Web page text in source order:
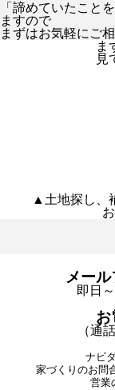
「諦めていたこと
ますので
まずはお気軽にご
ま
見
▲土地探し、
メー
即日
お
（通
ナビ
家づくりのお
営業